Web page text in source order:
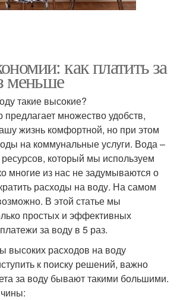
как платить за
меньше
такие высокие?
множество удобств,
жизнь комфортной, но при этом
на коммунальные услуги. Вода –
который мы используем
многие из нас не задумываются о
расходы на воду. На самом
В этой статье мы
простых и эффективных
за воду в 5 раз.
высоких расходов на воду
к поиску решений, важно
за воду бывают такими большими.